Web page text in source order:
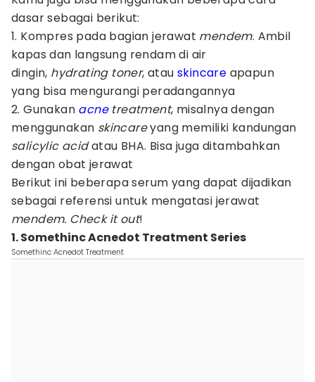
dasar sebagai berikut:
1. Kompres pada bagian jerawat mendem. Ambil
kapas dan langsung rendam di air
dingin, hydrating toner, atauskincare apapun
yang bisa mengurangi peradangannya
2. Gunakan acnetreatment, misalnya dengan
menggunakan skincareyang memiliki kandungan
salicylic acidatau BHA. Bisa juga ditambahkan
dengan obat jerawat
Berikut ini beberapa serum yang dapat dijadikan
sebagai referensi untuk mengatasi jerawat
mendem. Check it out!
1. Somethinc Acnedot Treatment Series
Somethinc Acnedot Treatment